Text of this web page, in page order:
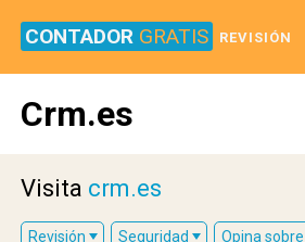
CONTADOR GRATIS REVISIÓN
Crm.es
Visita crm.es
Revisión Seguridad Opina sobre